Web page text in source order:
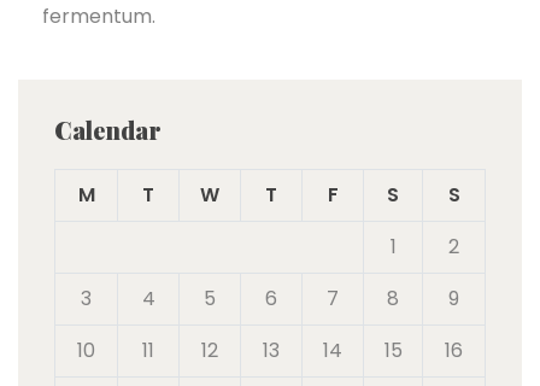
fermentum.
Calendar
M T W T F S
S
1
2
3
4 5 6 7 8
9
10
11 12 13 14 15
16